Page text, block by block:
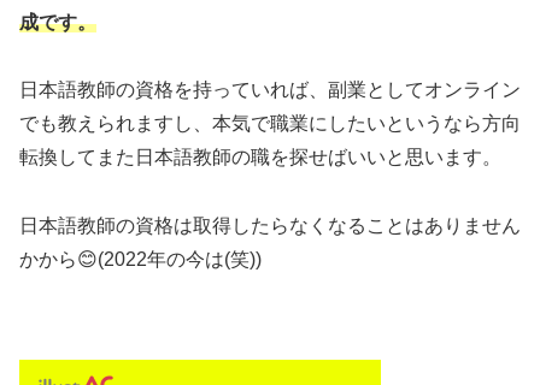
成です。
日本語教師の資格を持っていれば、副業としてオンライン
でも教えられますし、本気で職業にしたいというなら方向
転換してまた日本語教師の職を探せばいいと思います。
日本語教師の資格は取得したらなくなることはありません
かから😊(2022年の今は(笑))